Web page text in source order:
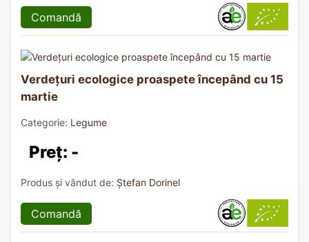
Comandă
Verdețuri ecologice proaspete începând cu 15
martie
Categorie: Legume
Preț: -
Produs și vândut de: Ștefan Dorinel
Comandă